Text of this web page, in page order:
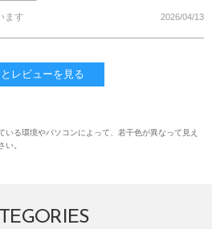
ます 2026/04/13
レビューを見る
る環境やパソコンによって、若干色が異なって見え
い。